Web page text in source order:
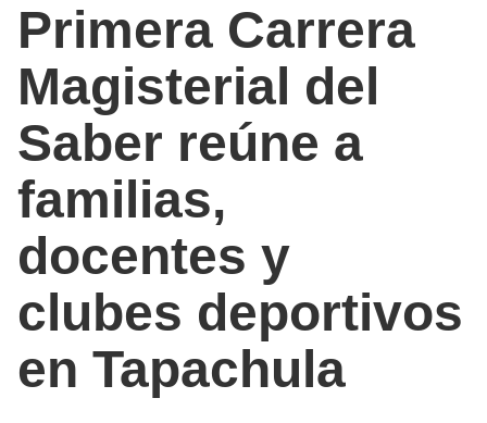
Primera Carrera
Magisterial del
Saber reúne a
familias,
docentes y
clubes deportivos
en Tapachula